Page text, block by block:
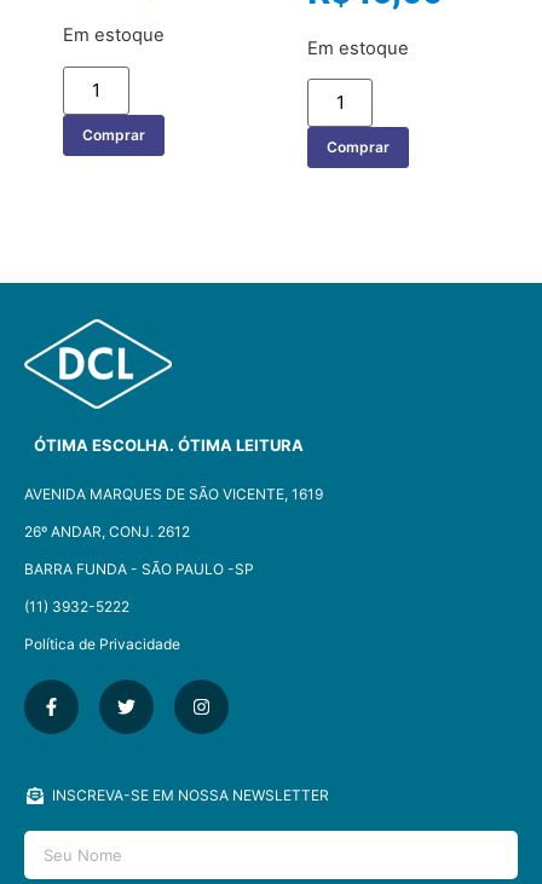
Em estoque
Comprar
Em estoque
Comprar
ÓTIMA ESCOLHA. ÓTIMA LEITURA
AVENIDA MARQUES DE SÃO VICENTE, 1619
26º ANDAR, CONJ. 2612
BARRA FUNDA - SÃO PAULO -SP​
(11) 3932-5222
Política de Privacidade
INSCREVA-SE EM NOSSA NEWSLETTER